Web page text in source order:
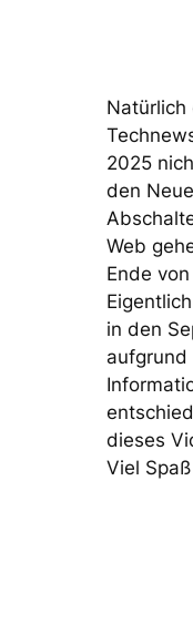
2025
den
Web
Ende
in den
dieses
Viel